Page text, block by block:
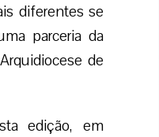
diferentes se
parceria da
de
edição, em